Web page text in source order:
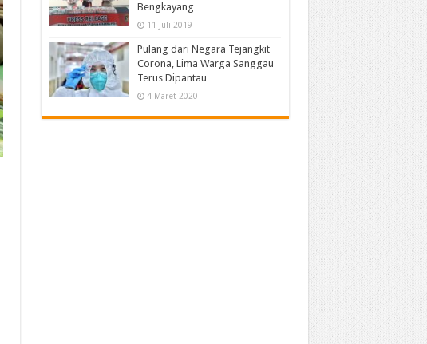
Bengkayang
11 Juli 2019
Pulang dari Negara Tejangkit
Corona, Lima Warga Sanggau
Terus Dipantau
4 Maret 2020